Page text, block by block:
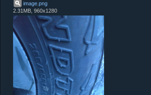
image png
2.31MB, 960x1280